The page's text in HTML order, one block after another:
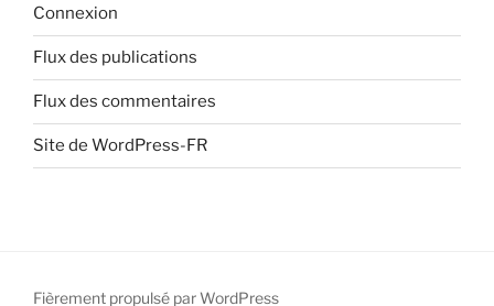
Connexion
Flux des publications
Flux des commentaires
Site de WordPress-FR
Fièrement propulsé par WordPress